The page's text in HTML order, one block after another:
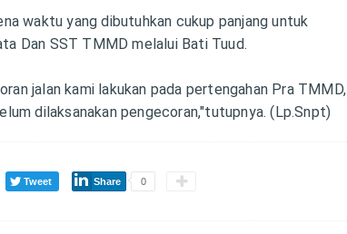
waktu yang dibutuhkan cukup panjang untuk
Dan SST TMMD melalui Bati Tuud.
jalan kami lakukan pada pertengahan Pra TMMD,
dilaksanakan pengecoran,"tutupnya. (Lp.Snpt)
Tweet Share 0